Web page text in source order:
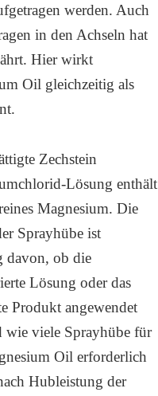
werden. Auch
in den Achseln hat
Hier wirkt
Oil gleichzeitig als
Zechstein
Lösung enthält
Magnesium. Die
Sprayhübe ist
davon, ob die
Lösung oder das
Produkt angewendet
wie viele Sprayhübe für
Oil erforderlich
Hubleistung der